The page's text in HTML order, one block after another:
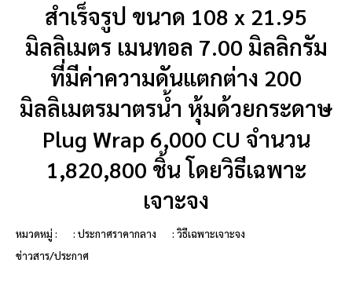
สำเร็จรูป ขนาด 108 x 21.95
มิลลิเมตร เมนทอล 7.00 มิลลิกรัม
ที่มีค่าความดันแตกต่าง 200
มิลลิเมตรมาตรน้ำ หุ้มด้วยกระดาษ
Plug Wrap 6,000 CU จำนวน
1,820,800 ชิ้น โดยวิธีเฉพาะ
เจาะจง
หมวดหมู่ : : ประกาศราคากลาง
: วิธีเฉพาะเจาะจง
ข่าวสาร/ประกาศ